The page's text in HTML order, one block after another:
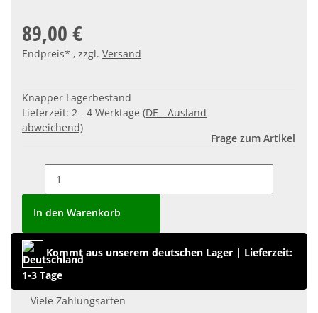
89,00 €
Endpreis* , zzgl. Versand
Knapper Lagerbestand
Lieferzeit: 2 - 4 Werktage (DE - Ausland
abweichend)
Frage zum Artikel
In den Warenkorb
Kommt aus unserem deutschen Lager | Lieferzeit:
1-3 Tage
Viele Zahlungsarten